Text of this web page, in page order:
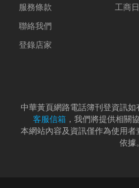
服務條款
聯絡我們
登錄店家
工商
中華黃頁網路電話簿刊登資訊
客服信箱 ，我們將提供相關
本網站內容及資訊僅作為使用
依據。